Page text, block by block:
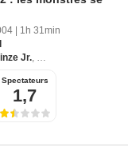
1h 31min
Jr., Sarah Michelle Gellar
Spectateurs
1,7